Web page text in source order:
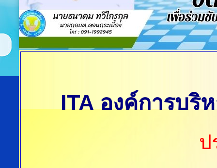
ITA องค์การบริ
ป